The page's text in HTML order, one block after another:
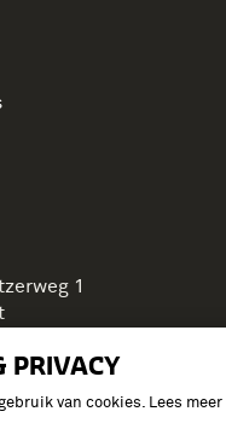
PRIVACY
van cookies. Lees meer
1
Stichting Koninklijke